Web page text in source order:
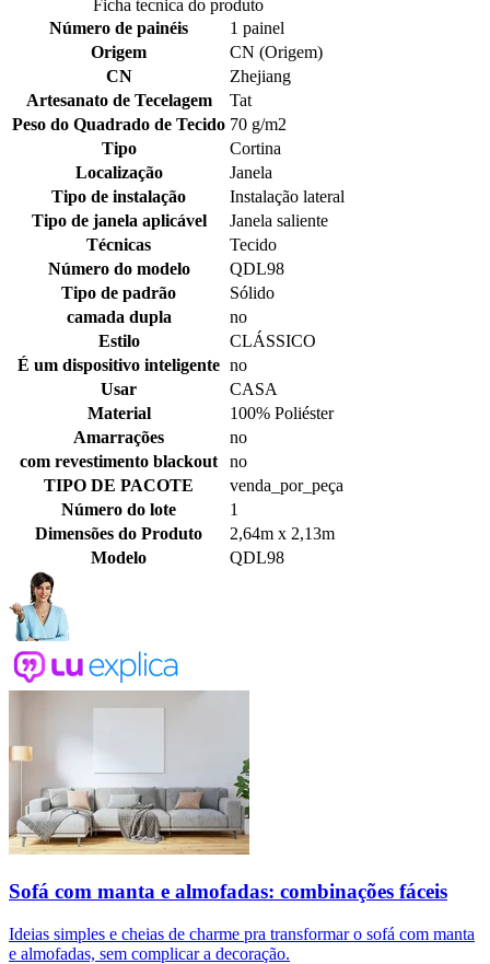
Ficha tecnica do produto
Número de painéis
1 painel
Origem
CN (Origem)
CN
Zhejiang
Artesanato de Tecelagem
Tat
Peso do Quadrado de Tecido 70 g/m2
Tipo
Cortina
Localização
Janela
Tipo de instalação
Instalação lateral
Tipo de janela aplicável
Janela saliente
Técnicas
Tecido
Número do modelo
QDL98
Tipo de padrão
Sólido
camada dupla
no
Estilo
CLÁSSICO
É um dispositivo inteligente no
Usar
CASA
Material
100% Poliéster
Amarrações
no
com revestimento blackout
no
TIPO DE PACOTE
venda_por_peça
Número do lote
1
Dimensões do Produto
2,64m x 2,13m
Modelo
QDL98
Sofá com manta e almofadas: combinações fáceis
Ideias simples e cheias de charme pra transformar o sofá com manta
e almofadas, sem complicar a decoração.